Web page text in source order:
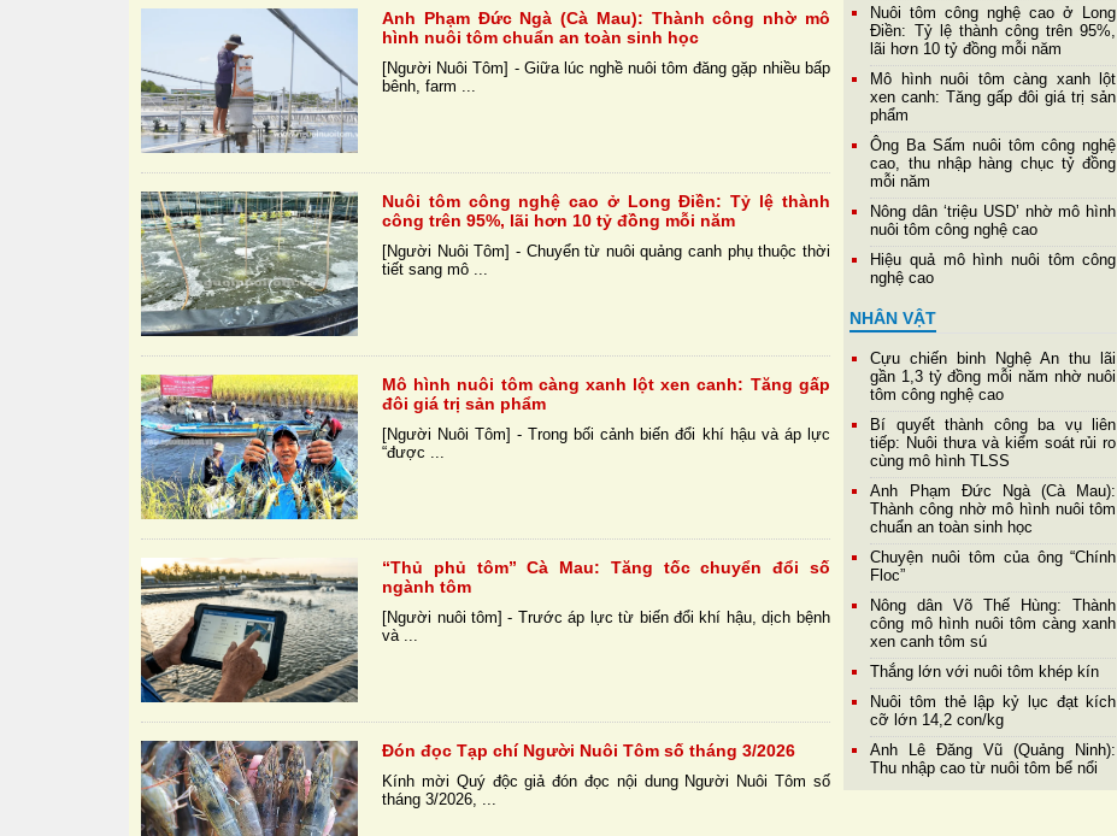
Anh Phạm Đức Ngà (Cà Mau): Thành công nhờ mô
hình nuôi tôm chuẩn an toàn sinh học
[Người Nuôi Tôm] - Giữa lúc nghề nuôi tôm đăng gặp nhiều bấp
bênh, farm ...
Nuôi tôm công nghệ cao ở Long Điền: Tỷ lệ thành
công trên 95%, lãi hơn 10 tỷ đồng mỗi năm
[Người Nuôi Tôm] - Chuyển từ nuôi quảng canh phụ thuộc thời
tiết sang mô ...
Mô hình nuôi tôm càng xanh lột xen canh: Tăng gấp
đôi giá trị sản phẩm
[Người Nuôi Tôm] - Trong bối cảnh biến đổi khí hậu và áp lực
“được ...
“Thủ phủ tôm” Cà Mau: Tăng tốc chuyển đổi số
ngành tôm
[Người nuôi tôm] - Trước áp lực từ biến đổi khí hậu, dịch bệnh
và ...
Đón đọc Tạp chí Người Nuôi Tôm số tháng 3/2026
Kính mời Quý độc giả đón đọc nội dung Người Nuôi Tôm số
tháng 3/2026, ...
Nuôi tôm công nghệ cao ở Long
Điền: Tỷ lệ thành công trên 95%,
lãi hơn 10 tỷ đồng mỗi năm
Mô hình nuôi tôm càng xanh lột
xen canh: Tăng gấp đôi giá trị sản
phẩm
Ông Ba Sấm nuôi tôm công nghệ
cao, thu nhập hàng chục tỷ đồng
mỗi năm
Nông dân ‘triệu USD’ nhờ mô hình
nuôi tôm công nghệ cao
Hiệu quả mô hình nuôi tôm công
nghệ cao
NHÂN VẬT
Cựu chiến binh Nghệ An thu lãi
gần 1,3 tỷ đồng mỗi năm nhờ nuôi
tôm công nghệ cao
Bí quyết thành công ba vụ liên
tiếp: Nuôi thưa và kiểm soát rủi ro
cùng mô hình TLSS
Anh Phạm Đức Ngà (Cà Mau):
Thành công nhờ mô hình nuôi tôm
chuẩn an toàn sinh học
Chuyện nuôi tôm của ông “Chính
Floc”
Nông dân Võ Thế Hùng: Thành
công mô hình nuôi tôm càng xanh
xen canh tôm sú
Thắng lớn với nuôi tôm khép kín
Nuôi tôm thẻ lập kỷ lục đạt kích
cỡ lớn 14,2 con/kg
Anh Lê Đăng Vũ (Quảng Ninh):
Thu nhập cao từ nuôi tôm bể nổi